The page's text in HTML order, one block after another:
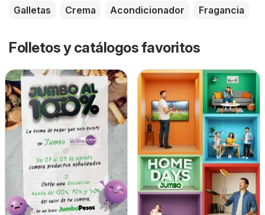
Galletas
Crema Acondicionador Fragancia
Folletos y catálogos favoritos